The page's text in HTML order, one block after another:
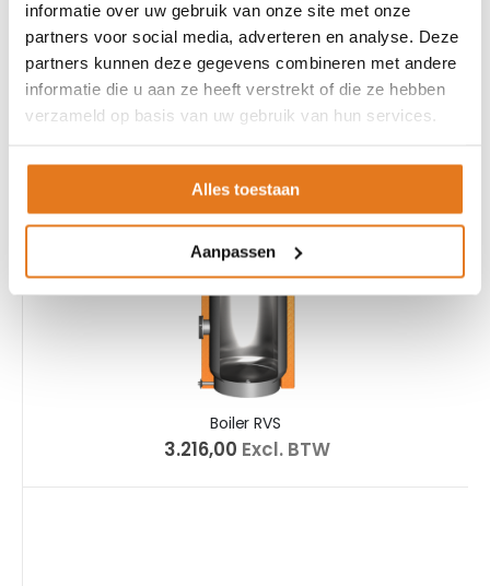
informatie over uw gebruik van onze site met onze
partners voor social media, adverteren en analyse. Deze
partners kunnen deze gegevens combineren met andere
informatie die u aan ze heeft verstrekt of die ze hebben
verzameld op basis van uw gebruik van hun services.
Alles toestaan
Aanpassen
Boiler RVS met 1 warmtewisselaar
€ 2.678,00 Excl. BTW
Boiler RVS
€ 3.216,00 Excl. BTW